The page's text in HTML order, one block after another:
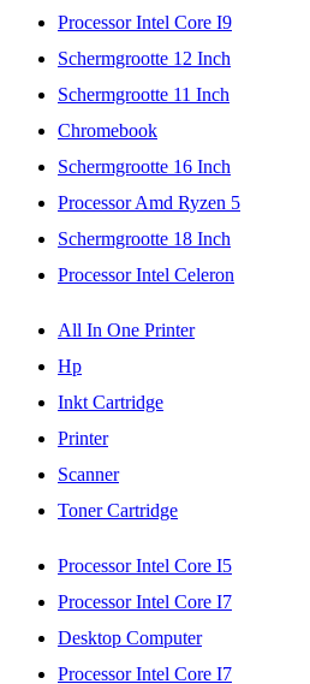
Processor Intel Core I9
Schermgrootte 12 Inch
Schermgrootte 11 Inch
Chromebook
Schermgrootte 16 Inch
Processor Amd Ryzen 5
Schermgrootte 18 Inch
Processor Intel Celeron
All In One Printer
Hp
Inkt Cartridge
Printer
Scanner
Toner Cartridge
Processor Intel Core I5
Processor Intel Core I7
Desktop Computer
Processor Intel Core I7